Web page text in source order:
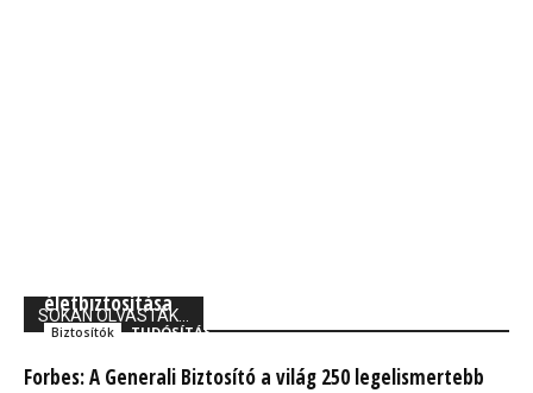
SOKAN OLVASTÁK...
életbiztosítása
Biztosítók TUDÓSÍTÁS
Forbes: A Generali Biztosító a világ 250 legelismertebb